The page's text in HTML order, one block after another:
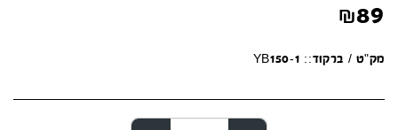
₪89
מק"ט / ברקוד:: YB150-1